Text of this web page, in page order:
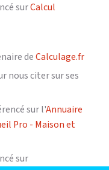
surCalcul
deCalculage.fr
nous citer sur ses
sur l'Annuaire
Pro - Maison et
sur